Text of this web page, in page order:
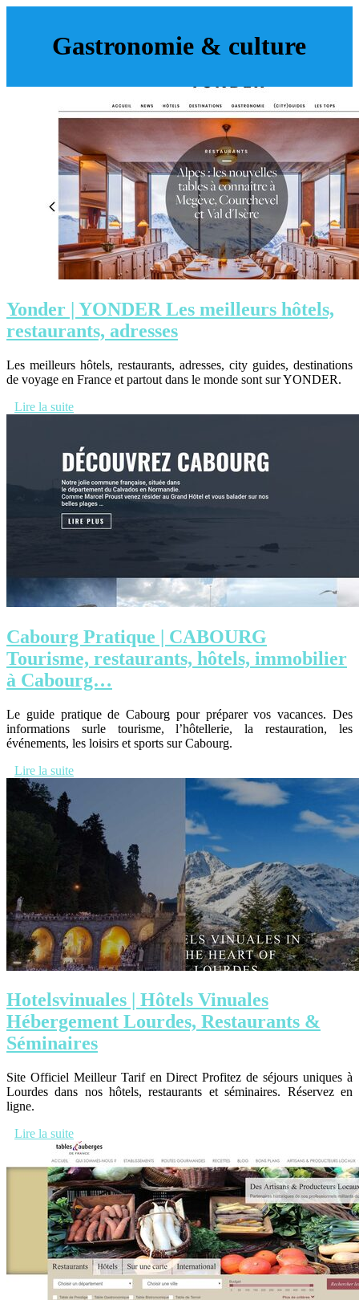
Gastronomie & culture
Yonder | YONDER Les meilleurs hôtels,
restaurants, adresses
Les meilleurs hôtels, restaurants, adresses, city guides, destinations
de voyage en France et partout dans le monde sont sur YONDER.
Lire la suite
Cabourg Pratique | CABOURG
Tourisme, restaurants, hôtels, immobilier
à Cabourg…
Le guide pratique de Cabourg pour préparer vos vacances. Des
informations surle tourisme, l’hôtellerie, la restauration, les
événements, les loisirs et sports sur Cabourg.
Lire la suite
Hotelsvinuales | Hôtels Vinuales
Hébergement Lourdes, Restaurants &
Séminaires
Site Officiel Meilleur Tarif en Direct Profitez de séjours uniques à
Lourdes dans nos hôtels, restaurants et séminaires. Réservez en
ligne.
Lire la suite